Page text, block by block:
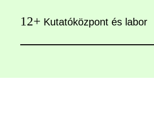
12+ Kutatóközpont és labor